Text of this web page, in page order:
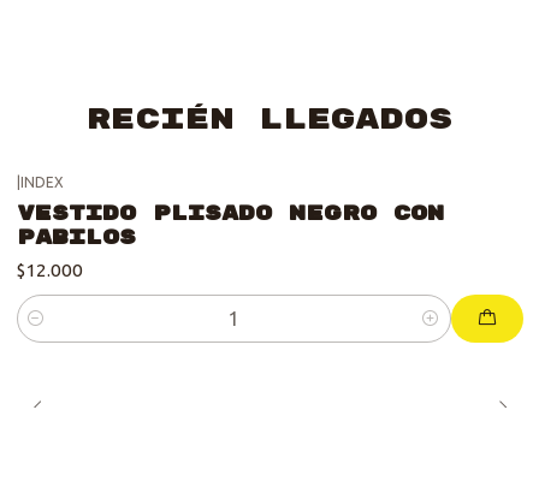
Recién Llegados
INDEX
Vestido Plisado Negro con
Pabilos
$12.000
Cantidad